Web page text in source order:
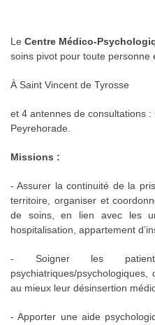
Le Centre Médico-
soins pivot pour toute personne
À Saint Vincent de Tyrosse
et 4 antennes de consultations
Peyrehorade.
Missions :
- Assurer la continuité de la
territoire, organiser et
de soins, en lien avec les
hospitalisation, appartement
- Soigner les
psychiatriques/
au mieux leur désinsertion
- Apporter une aide